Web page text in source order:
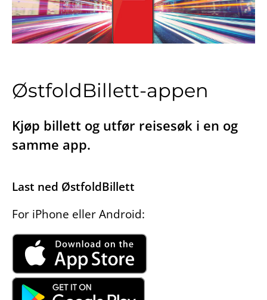
ØstfoldBillett-appen
Kjøp billett og utfør reisesøk i en og
samme app.
Last ned ØstfoldBillett
For iPhone eller Android: